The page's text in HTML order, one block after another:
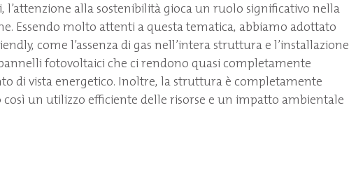
l’attenzione alla sostenibilità gioca un ruolo significativo nella
Essendo molto attenti a questa tematica, abbiamo adottato
come l’assenza di gas nell’intera struttura e l’installazione
fotovoltaici che ci rendono quasi completamente
di vista energetico. Inoltre, la struttura è completamente
un utilizzo efficiente delle risorse e un impatto ambientale